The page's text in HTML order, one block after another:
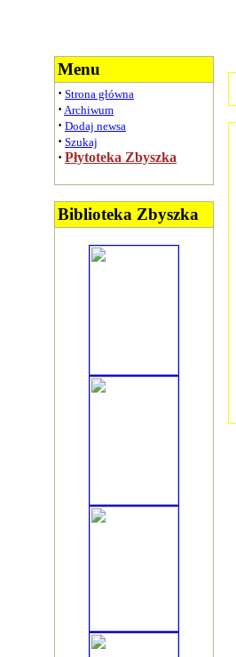
Menu
· Strona główna
· Archiwum
· Dodaj newsa
· Szukaj
· Płytoteka Zbyszka
Biblioteka Zbyszka